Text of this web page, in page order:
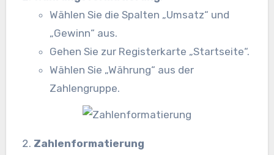
Wählen Sie die Spalten „Umsatz“ und
„Gewinn“ aus.
Gehen Sie zur Registerkarte „Startseite“.
Wählen Sie „Währung“ aus der
Zahlengruppe.
Zahlenformatierung